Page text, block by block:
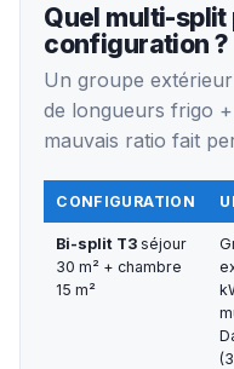
Quel multi-split
configuration ?
Un groupe
de longueurs frigo
mauvais ratio fait
CONFIGURATION
Bi-split T3 séjour
30 m² + chambre
15 m²